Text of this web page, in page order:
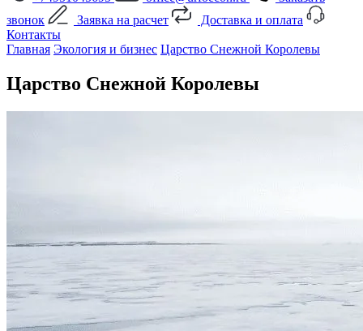
звонок
Заявка на расчет
Доставка и оплата
Контакты
Главная Экология и бизнес Царство Снежной Королевы
Царство Снежной Королевы